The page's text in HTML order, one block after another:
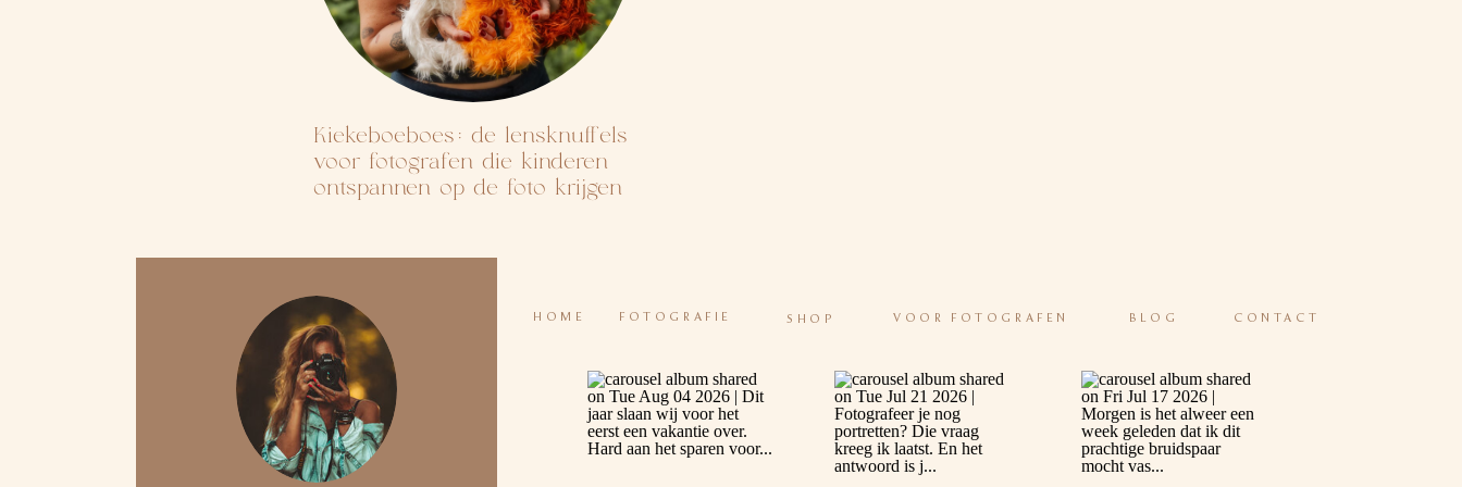
Kiekeboeboes: de lensknuffels
voor fotografen die kinderen
ontspannen op de foto krijgen
CONTACT
BLOG
VOOR FOTOGRAFEN
SHOP
FOTOGRAFIE
HOME